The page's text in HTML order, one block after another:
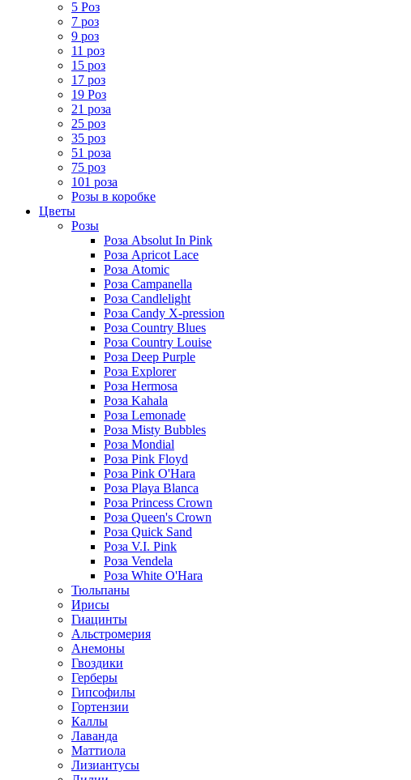
5 Роз
7 роз
9 роз
11 роз
15 роз
17 роз
19 Роз
21 роза
25 роз
35 роз
51 роза
75 роз
101 роза
Розы в коробке
Цветы
Розы
Роза Absolut In Pink
Роза Apricot Lace
Роза Atomic
Роза Campanella
Роза Candlelight
Роза Candy X-pression
Роза Country Blues
Роза Country Louise
Роза Deep Purple
Роза Explorer
Роза Hermosa
Роза Kahala
Роза Lemonade
Роза Misty Bubbles
Роза Mondial
Роза Pink Floyd
Роза Pink O'Hara
Роза Playa Blanca
Роза Princess Crown
Роза Queen's Crown
Роза Quick Sand
Роза V.I. Pink
Роза Vendela
Роза White O'Hara
Тюльпаны
Ирисы
Гиацинты
Альстромерия
Анемоны
Гвоздики
Герберы
Гипсофилы
Гортензии
Каллы
Лаванда
Маттиола
Лизиантусы